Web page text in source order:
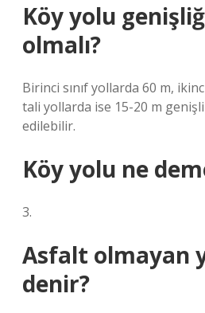
Köy yolu
olmalı?
Birinci sınıf yollarda 60 m,
tali yollarda ise 15-20 m
edilebilir.
Köy yolu ne
3.
Asfalt olmayan
denir?